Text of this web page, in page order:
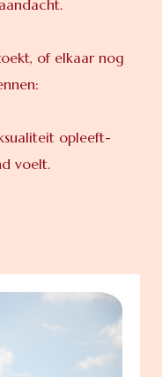
of elkaar nog
opleeft-
voelt.